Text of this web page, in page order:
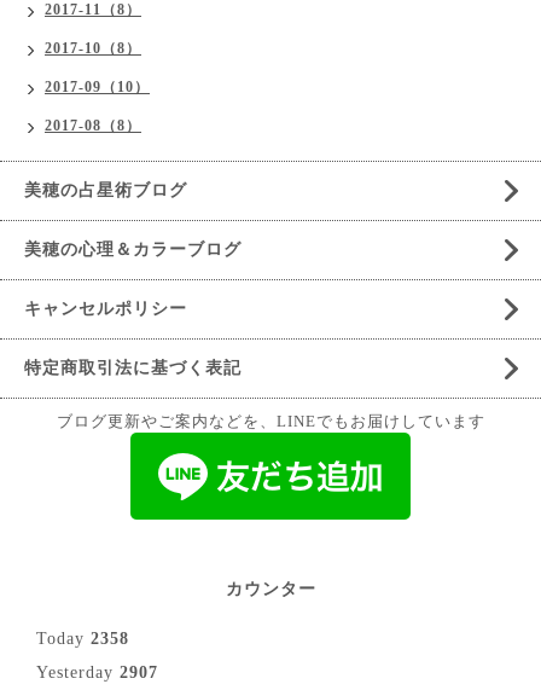
2017-11（8）
2017-10（8）
2017-09（10）
2017-08（8）
美穂の占星術ブログ
美穂の心理＆カラーブログ
キャンセルポリシー
特定商取引法に基づく表記
ブログ更新やご案内などを、LINEでもお届けしています
カウンター
Today 2358
Yesterday 2907